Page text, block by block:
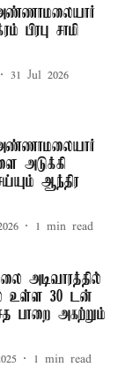
பிரபு சாமி
31 Jul 2026
அடுக்கி
ஆந்திர
1 min read
அடிவாரத்தில்
உள்ள 30 டன்
பாறை அகற்றும்
1 min read